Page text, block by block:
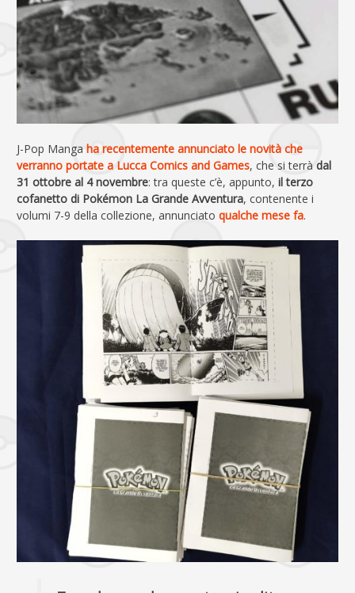
J-Pop Manga ha recentemente annunciato le novità che
verranno portate a Lucca Comics and Games, che si terrà dal
31 ottobre al 4 novembre: tra queste c’è, appunto, il terzo
cofanetto di Pokémon La Grande Avventura, contenente i
volumi 7-9 della collezione, annunciato qualche mese fa.